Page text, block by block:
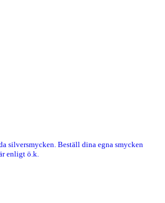
silversmycken. Beställ dina egna smycken
enligt ö.k.